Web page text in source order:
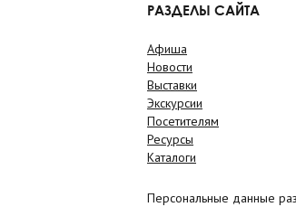
РАЗДЕЛЫ САЙТА
Афиша
Новости
Выставки
Экскурсии
Посетителям
Ресурсы
Каталоги
Персональные данные